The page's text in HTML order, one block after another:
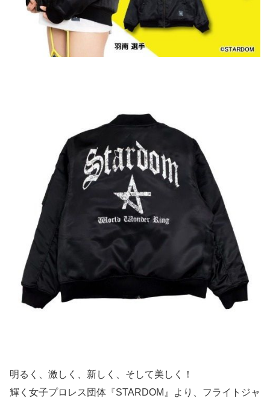
明るく、激しく、新しく、そして美しく！
輝く女子プロレス団体『STARDOM』より、フライトジャ